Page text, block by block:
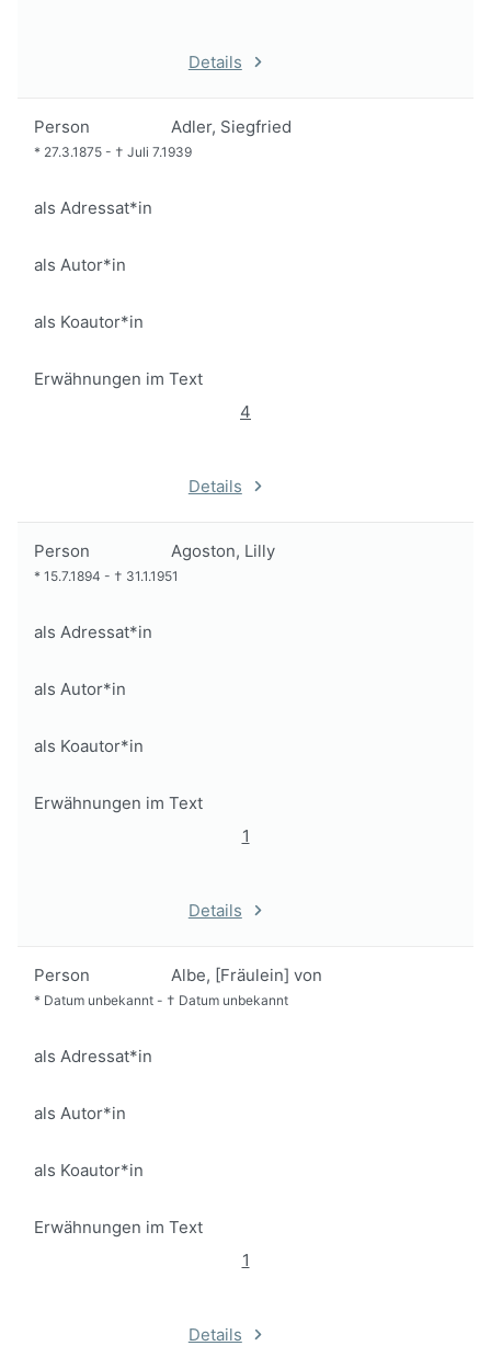
Details
Person Adler, Siegfried
* 27.3.1875 - † Juli 7.1939
als Adressat*in
als Autor*in
als Koautor*in
Erwähnungen im Text
4
Details
Person Agoston, Lilly
* 15.7.1894 - † 31.1.1951
als Adressat*in
als Autor*in
als Koautor*in
Erwähnungen im Text
1
Details
Person Albe, [Fräulein] von
* Datum unbekannt - † Datum unbekannt
als Adressat*in
als Autor*in
als Koautor*in
Erwähnungen im Text
1
Details